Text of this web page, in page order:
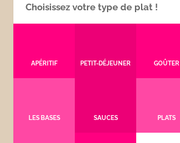
Choisissez votre type de plat !
APÉRITIF PETIT-DÉJEUNER GOÛTER
LES BASES SAUCES PLATS